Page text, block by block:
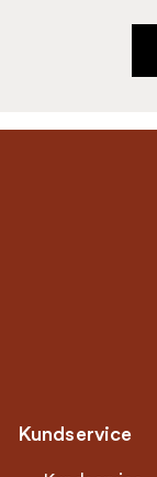
Kundservice